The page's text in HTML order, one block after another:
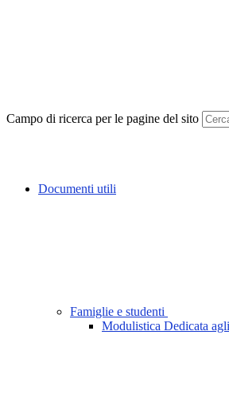
Campo di ricerca per le pagine del sito
Documenti utili
Famiglie e studenti
Modulistica Dedicata